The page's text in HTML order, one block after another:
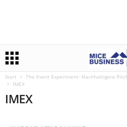
Start
The Event Experiment: Nachhaltigere
IMEX
IMEX